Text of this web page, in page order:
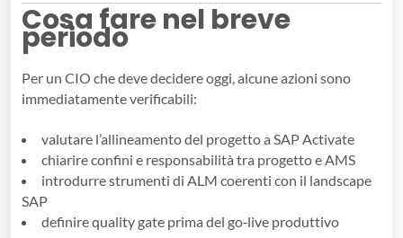
Cosa fare nel breve
periodo
Per un CIO che deve decidere oggi, alcune azioni sono
immediatamente verificabili:
valutare l’allineamento del progetto a SAP Activate
chiarire confini e responsabilità tra progetto e AMS
introdurre strumenti di ALM coerenti con il landscape
SAP
definire quality gate prima del go‑live produttivo